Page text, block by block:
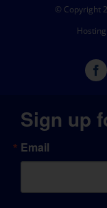
© Copyright
Sign up
Email